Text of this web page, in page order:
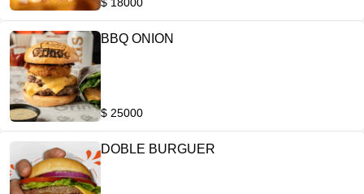
BBQ ONION
$ 25000
DOBLE BURGUER